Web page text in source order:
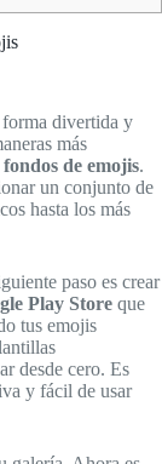
divertida y
más
fondos de emojis.
un conjunto de
hasta los más
paso es crear
Play Store que
tus emojis
desde cero. Es
y fácil de usar